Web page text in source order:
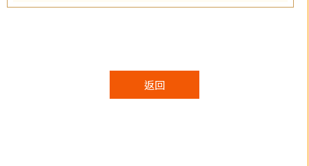
返回